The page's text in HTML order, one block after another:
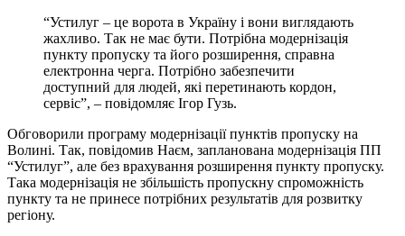
“Устилуг – це ворота в Україну і вони виглядають
жахливо. Так не має бути. Потрібна модернізація
пункту пропуску та його розширення, справна
електронна черга. Потрібно забезпечити
доступний для людей, які перетинають кордон,
сервіс”, – повідомляє Ігор Гузь.
Обговорили програму модернізації пунктів пропуску на
Волині. Так, повідомив Наєм, запланована модернізація ПП
“Устилуг”, але без врахування розширення пункту пропуску.
Така модернізація не збільшість пропускну спроможність
пункту та не принесе потрібних результатів для розвитку
регіону.